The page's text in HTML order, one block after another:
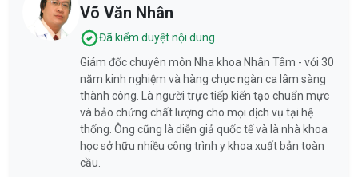
Võ Văn Nhân
Đã kiểm duyệt nội dung
Giám đốc chuyên môn Nha khoa Nhân Tâm - với 30
năm kinh nghiệm và hàng chục ngàn ca lâm sàng
thành công. Là người trực tiếp kiến tạo chuẩn mực
và bảo chứng chất lượng cho mọi dịch vụ tại hệ
thống. Ông cũng là diễn giả quốc tế và là nhà khoa
học sở hữu nhiều công trình y khoa xuất bản toàn
cầu.